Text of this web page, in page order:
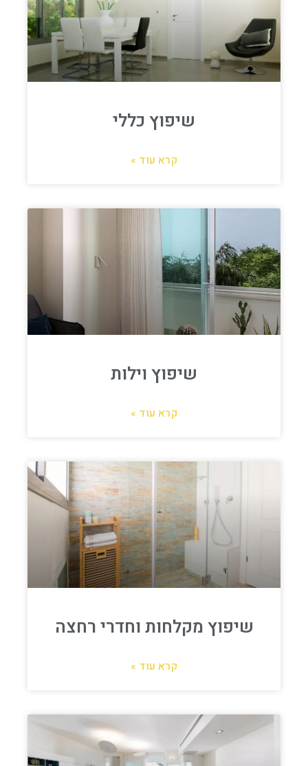
שיפוץ כללי
קרא עוד »
שיפוץ וילות
קרא עוד »
שיפוץ מקלחות וחדרי רחצה
קרא עוד »